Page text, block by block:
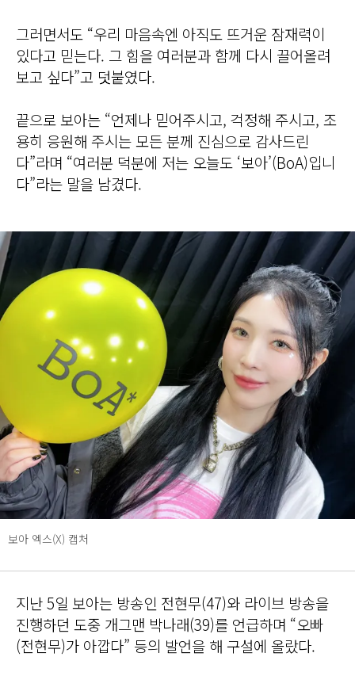
그러면서도 “우리 마음속엔 아직도 뜨거운 잠재력이
있다고 믿는다. 그 힘을 여러분과 함께 다시 끌어올려
보고 싶다”고 덧붙였다.
끝으로 보아는 “언제나 믿어주시고, 걱정해 주시고, 조
용히 응원해 주시는 모든 분께 진심으로 감사드린
다”라며 “여러분 덕분에 저는 오늘도 ‘보아’(BoA)입니
다”라는 말을 남겼다.
보아 엑스(X) 캡처
지난 5일 보아는 방송인 전현무(47)와 라이브 방송을
진행하던 도중 개그맨 박나래(39)를 언급하며 “오빠
(전현무)가 아깝다” 등의 발언을 해 구설에 올랐다.